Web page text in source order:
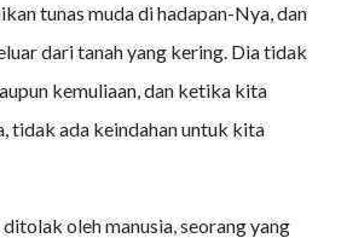
tunas muda di hadapan-Nya, dan
dari tanah yang kering. Dia tidak
kemuliaan, dan ketika kita
tidak ada keindahan untuk kita
oleh manusia, seorang yang